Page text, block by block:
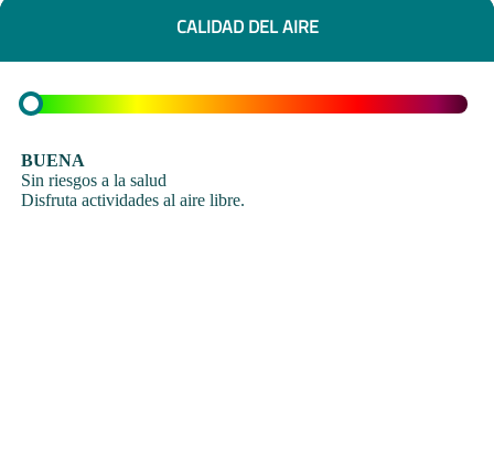
CALIDAD DEL AIRE
BUENA
Sin riesgos a la salud
Disfruta actividades al aire libre.